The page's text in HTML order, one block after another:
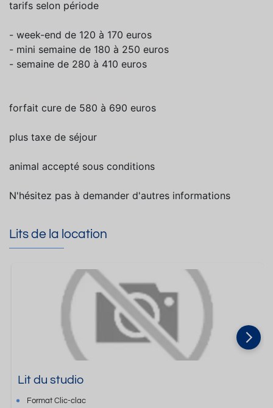
tarifs selon période
- week-end de 120 à 170 euros
- mini semaine de 180 à 250 euros
- semaine de 280 à 410 euros
forfait cure de 580 à 690 euros
plus taxe de séjour
animal accepté sous conditions
N'hésitez pas à demander d'autres informations
Lits de la location
Lit du studio
FormatClic-clac